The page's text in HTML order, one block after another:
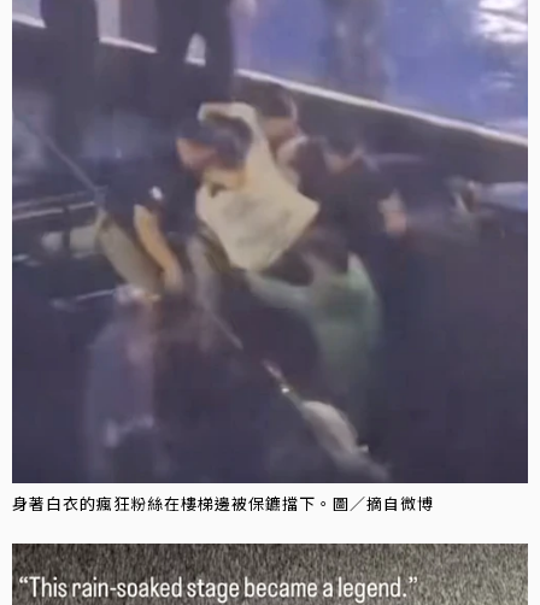
身著白衣的瘋狂粉絲在樓梯邊被保鑣擋下。圖／摘自微博